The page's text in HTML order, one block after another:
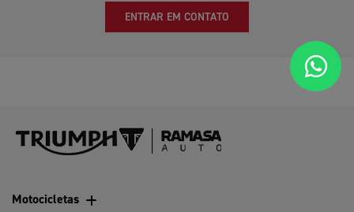
ENTRAR EM CONTATO
Motocicletas